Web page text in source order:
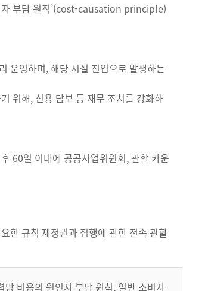
자 부담 원칙’(cost-causation principle)
운영하며, 해당 시설 진입으로 발생하는
위해, 신용 담보 등 재무 조치를 강화하
60일 이내에 공공사업위원회, 관할 카운
규칙 제정권과 집행에 관한 전속 관할
망 비용의 원인자 부담 원칙, 일반 소비자